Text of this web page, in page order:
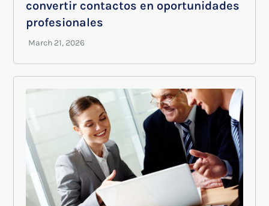
convertir contactos en oportunidades
profesionales